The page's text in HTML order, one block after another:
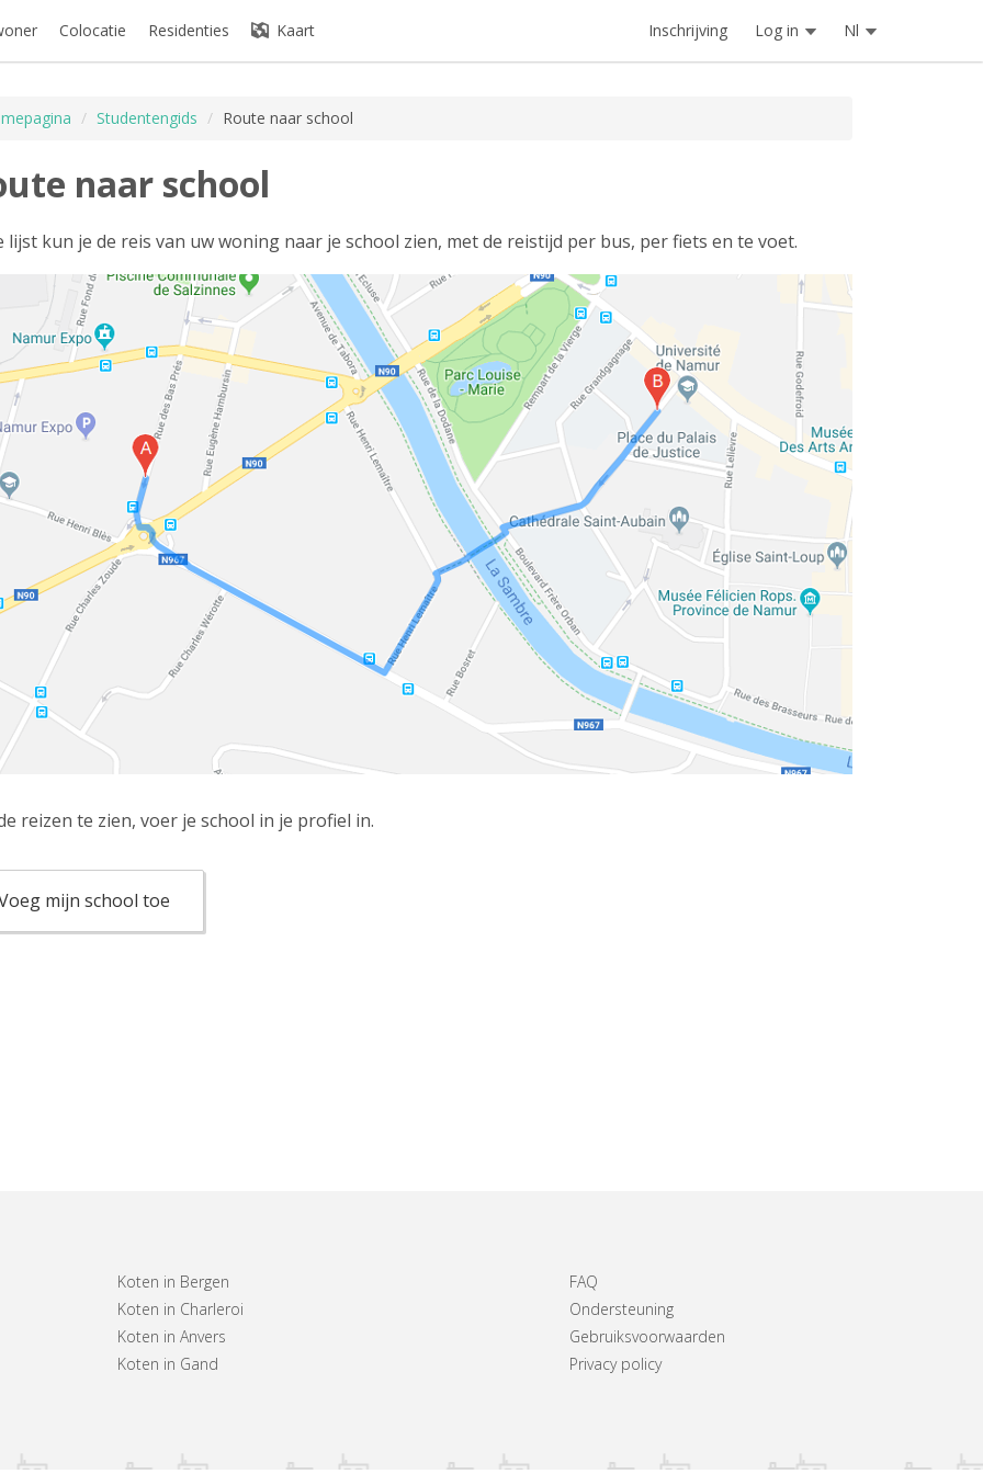
Colocatie Residenties Kaart Inschrijving Log in Nl
/ Studentengids / Route naar school
naar school
lijst kun je de reis van uw woning naar je school zien, met de reistijd per bus, per fiets en te voet.
reizen te zien, voer je school in je profiel in.
mijn school toe
Koten in Bergen
Koten in Charleroi
Koten in Anvers
Koten in Gand
FAQ
Ondersteuning
Gebruiksvoorwaarden
Privacy policy